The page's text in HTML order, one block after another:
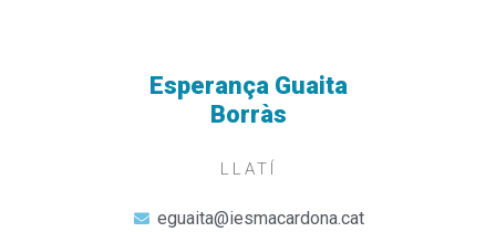
Esperança Guaita
Borràs
LLATÍ
eguaita@iesmacardona.cat